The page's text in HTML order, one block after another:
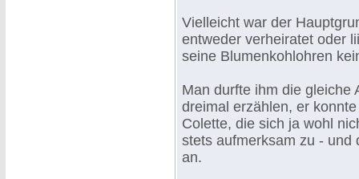
Vielleicht war der
entweder verheiratet oder
seine Blumenkohlohren
Man durfte ihm die gleiche
dreimal erzählen, er
Colette, die sich ja wohl
stets aufmerksam zu - und
an.